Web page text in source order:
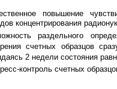
повышение
концентрирования
раздельного
счетных образцов
2 недели состояния
контроль счетных